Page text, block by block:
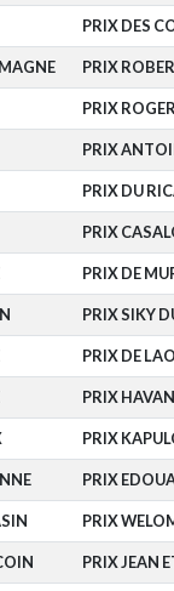
PRIX DES
PRIX
PRIX
PRIX
PRIX DU
PRIX
PRIX DE
PRIX SIKY
PRIX DE
PRIX
PRIX
PRIX
PRIX
PRIX JEAN